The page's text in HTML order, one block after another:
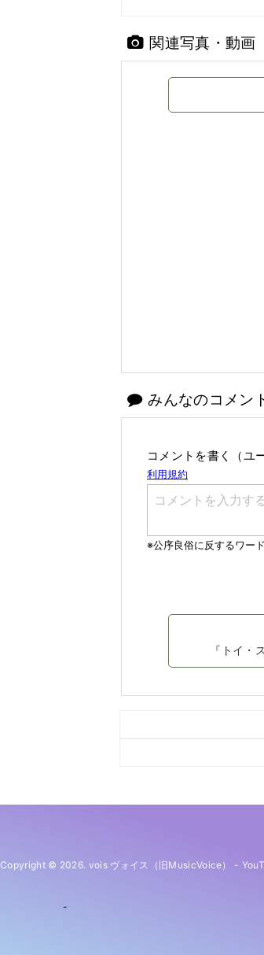
関連写真・動画
みんなのコメン
コメントを書く（ユ
『トイ・
Copyright © 2026. vois ヴォイス（旧MusicVoice） -
-